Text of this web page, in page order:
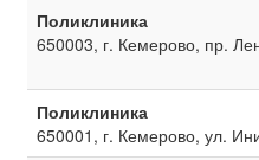
Поликлиника
650003, г. Кемерово, пр.
Поликлиника
650001, г. Кемерово, ул.